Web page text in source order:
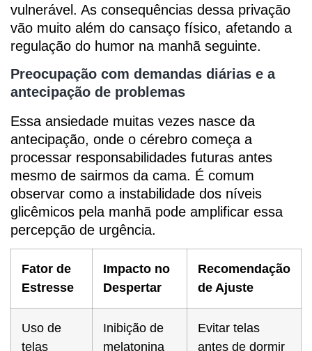
vulnerável. As consequências dessa privação
vão muito além do cansaço físico, afetando a
regulação do humor na manhã seguinte.
Preocupação com demandas diárias e a
antecipação de problemas
Essa ansiedade muitas vezes nasce da
antecipação, onde o cérebro começa a
processar responsabilidades futuras antes
mesmo de sairmos da cama. É comum
observar como a instabilidade dos níveis
glicêmicos pela manhã pode amplificar essa
percepção de urgência.
Fator de
Estresse
Impacto no
Despertar
Recomendação
de Ajuste
Uso de
telas
Inibição de
melatonina
Evitar telas
antes de dormir